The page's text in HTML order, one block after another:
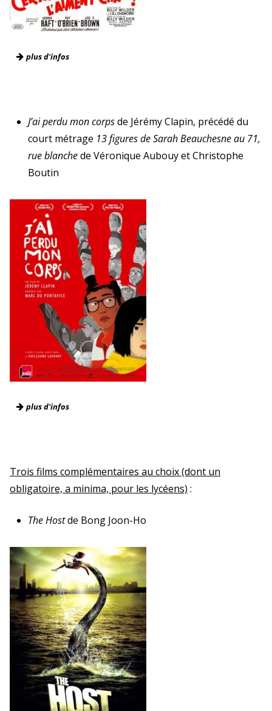
plus d'infos
J’ai perdu mon corpsde Jérémy Clapin, précédé du
court métrage 13 figures de Sarah Beauchesne au 71,
rue blanchede Véronique Aubouy et Christophe
Boutin
plus d'infos
Trois films complémentaires au choix (dont un
obligatoire, a minima, pour les lycéens) :
The Hostde Bong Joon-Ho